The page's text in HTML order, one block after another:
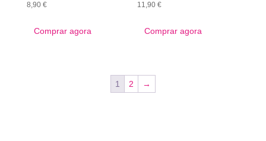
8,90 €
Comprar agora
11,90€
Comprar agora
1 2 →